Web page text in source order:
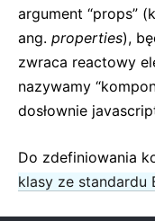
argument “props”
ang. properties),
zwraca reactowy
nazywamy
dosłownie
Do zdefiniowania
klasy ze standardu
Referencje a DOM
Właściwości
Statyczne
Strict Mode
Sprawdzanie
Komponenty